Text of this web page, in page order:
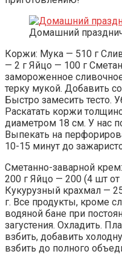
Домашний
Коржи: Мука — 510 г
— 2 г Яйцо — 100 г
замороженное
терку мукой. Добавить
Быстро замесить тесто.
Раскатать коржи
диаметром 18 см. У нас
Выпекать на
10-15 минут до
Сметанно-заварной
200 г Яйцо — 200 (4 шт
Кукурузный крахмал —
г. Все продукты, кроме
водяной бане при
загустения. Охладить.
взбить, добавить
взбить до полного